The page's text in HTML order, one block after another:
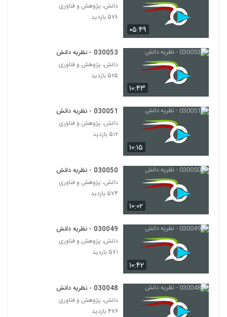
030064 - فلسفه زبان
۶۰۰ بازدید
66
030066 - فلسفه زبان
030067 - فلسفه زبان
۴۷۱ بازدید
030068 - فلسفه زبان
69
70
030070 - هویت فردی
۷۳۲ بازدید
030071 - هویت فردی
۰۵:۴۹
دانش، پژوهش و فناوری
۵۷۸ بازدید
۱۰:۴۳
030053 - نظریه دانش
دانش، پژوهش و فناوری
۵۲۵ بازدید
۱۰:۱۵
030051 - نظریه دانش
دانش، پژوهش و فناوری
۵۱۲ بازدید
۱۰:۰۲
030050 - نظریه دانش
دانش، پژوهش و فناوری
۵۷۴ بازدید
۱۰:۴۲
030049 - نظریه دانش
دانش، پژوهش و فناوری
۵۷۱ بازدید
030048 - نظریه دانش
دانش، پژوهش و فناوری
۴۷۶ بازدید